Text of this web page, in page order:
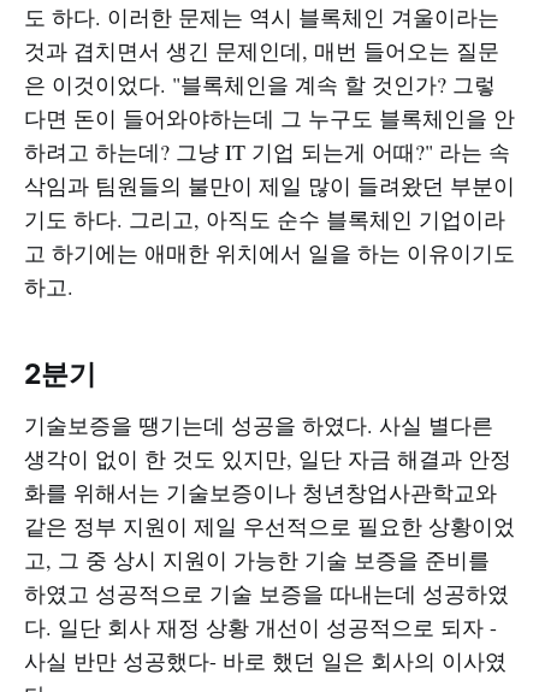
도 하다. 이러한 문제는 역시 블록체인 겨울이라는
것과 겹치면서 생긴 문제인데, 매번 들어오는 질문
은 이것이었다. "블록체인을 계속 할 것인가? 그렇
다면 돈이 들어와야하는데 그 누구도 블록체인을 안
하려고 하는데? 그냥 IT 기업 되는게 어때?" 라는 속
삭임과 팀원들의 불만이 제일 많이 들려왔던 부분이
기도 하다. 그리고, 아직도 순수 블록체인 기업이라
고 하기에는 애매한 위치에서 일을 하는 이유이기도
하고.
2분기
기술보증을 땡기는데 성공을 하였다. 사실 별다른
생각이 없이 한 것도 있지만, 일단 자금 해결과 안정
화를 위해서는 기술보증이나 청년창업사관학교와
같은 정부 지원이 제일 우선적으로 필요한 상황이었
고, 그 중 상시 지원이 가능한 기술 보증을 준비를
하였고 성공적으로 기술 보증을 따내는데 성공하였
다. 일단 회사 재정 상황 개선이 성공적으로 되자 -
사실 반만 성공했다- 바로 했던 일은 회사의 이사였